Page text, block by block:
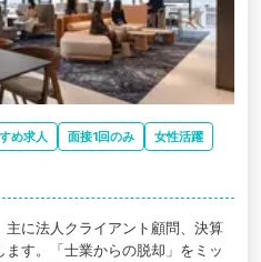
め求人 面接1回のみ
女性活躍
に法人クライアント顧問、決算
す。「士業からの脱却」をミッ